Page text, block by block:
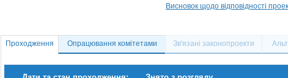
Висновок щодо відповідності
Проходження Опрацювання комітетами Зв'язані законопроекти